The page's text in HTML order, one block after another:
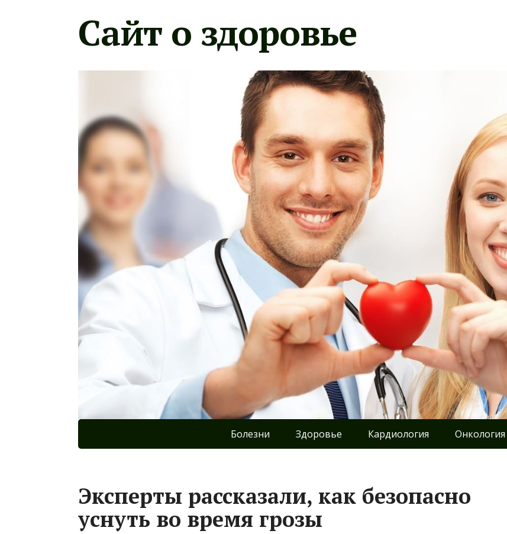
Сайт о здоровье
Болезни Здоровье Кардиология Онкология
Эксперты рассказали, как безопасно
уснуть во время грозы